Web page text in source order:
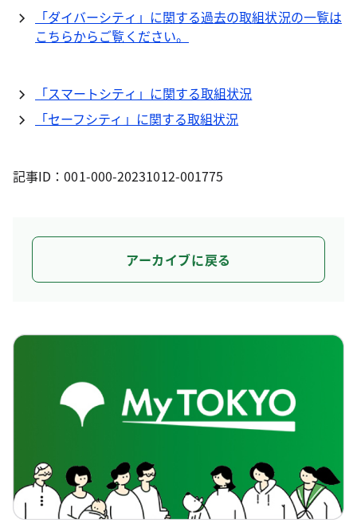
「ダイバーシティ」に関する過去の取組状況の一覧は
こちらからご覧ください。
「スマートシティ」に関する取組状況
「セーフシティ」に関する取組状況
記事ID：001-000-20231012-001775
アーカイブに戻る